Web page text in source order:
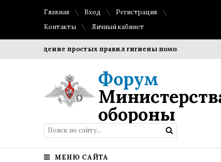
Главная Вход
Регистрация
Контакты
Личный кабинет
Соблюдение простых правил гигиены помогает
Форум
обороны
МЕНЮ САЙТА